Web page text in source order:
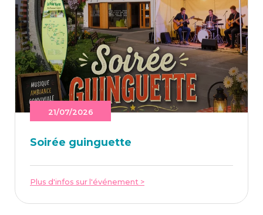
21/07/2026
Soi­rée guinguette
Plus d'infos sur l'événement >